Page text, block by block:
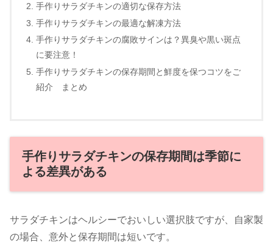
手作りサラダチキンの適切な保存方法
手作りサラダチキンの最適な解凍方法
手作りサラダチキンの腐敗サインは？異臭や黒い斑点
に要注意！
手作りサラダチキンの保存期間と鮮度を保つコツをご
紹介 まとめ
手作りサラダチキンの保存期間は季節に
よる差異がある
サラダチキンはヘルシーでおいしい選択肢ですが、自家製
の場合、意外と保存期間は短いです。